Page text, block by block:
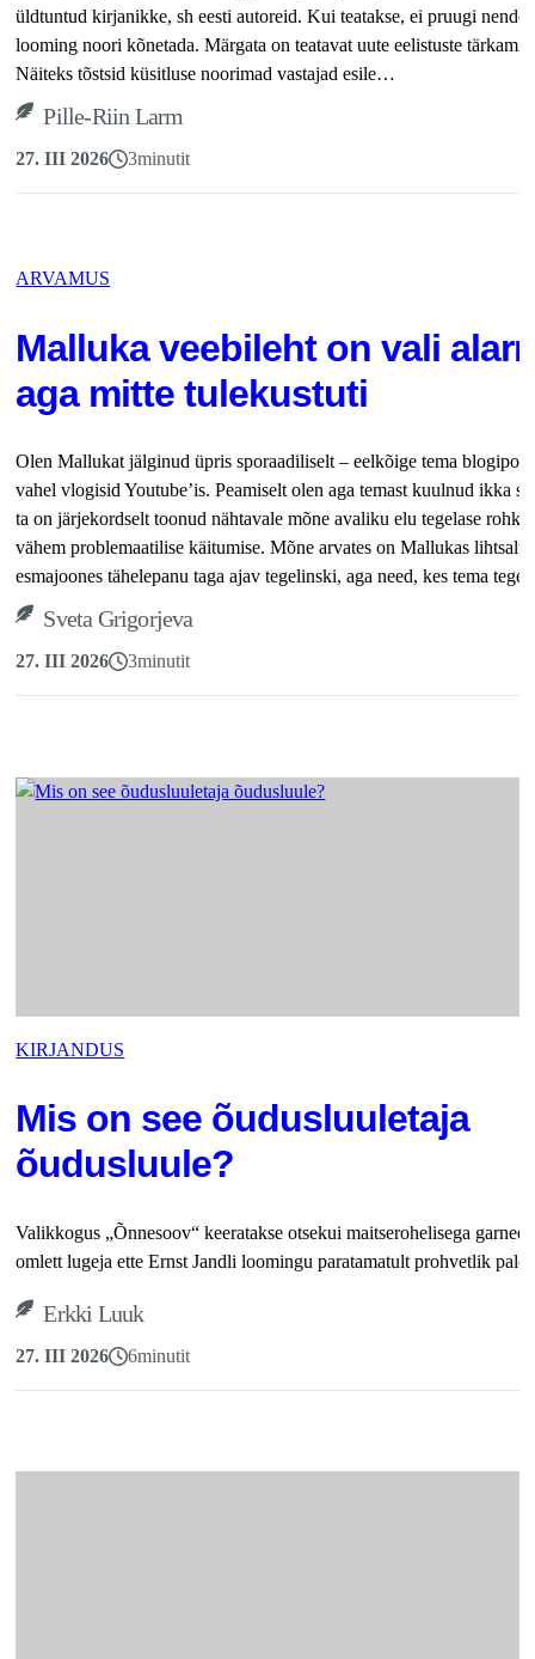
üldtuntud kirjanikke, sh eesti autoreid. Kui teatakse, ei pruugi nende
looming noori kõnetada. Märgata on teatavat uute eelistuste
Näiteks tõstsid küsitluse noorimad vastajad esile…
Pille-Riin Larm
27. III 2026 3minutit
ARVAMUS
Malluka veebileht on vali
aga mitte tulekustuti
Olen Mallukat jälginud üpris sporaadiliselt – eelkõige tema
vahel vlogisid Youtube’is. Peamiselt olen aga temast kuulnud ikka
ta on järjekordselt toonud nähtavale mõne avaliku elu tegelase
vähem problemaatilise käitumise. Mõne arvates on Mallukas lihtsalt
esmajoones tähelepanu taga ajav tegelinski, aga need, kes tema
Sveta Grigorjeva
27. III 2026 3minutit
KIRJANDUS
Mis on see õudusluuletaja
õudusluule?
Valikkogus „Õnnesoov“ keeratakse otsekui maitserohelisega
omlett lugeja ette Ernst Jandli loomingu paratamatult prohvetlik pale.
Erkki Luuk
27. III 2026 6minutit